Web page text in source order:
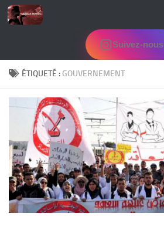
Skip to content
Suivez-nous
ÉTIQUETÉ : GOUVERNEMENT